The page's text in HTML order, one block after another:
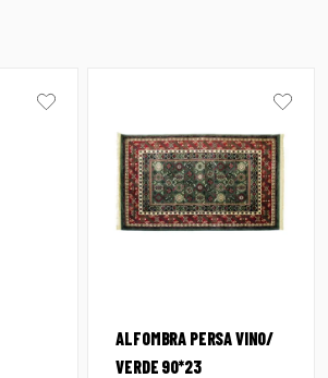
ALFOMBRA PERSA VINO/
VERDE 90*23